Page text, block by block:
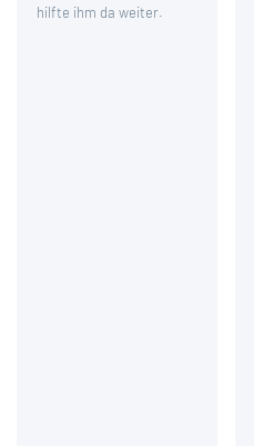
hilfte ihm da weiter.